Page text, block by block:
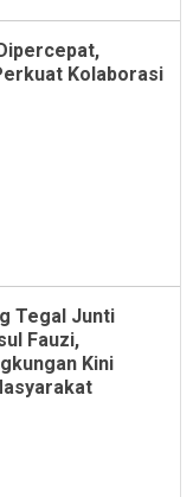
Kolaborasi
Tegal Junti
Fauzi,
Kini